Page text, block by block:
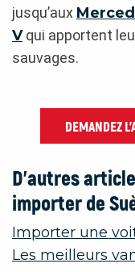
jusqu’aux
Vqui apportent
sauvages.
DEMANDEZ
D’autres
importer de
Importer une
Les meilleurs